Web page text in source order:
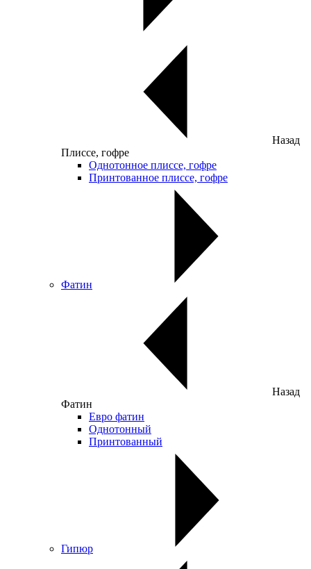
Назад
Плиссе, гофре
Однотонное плиссе, гофре
Принтованное плиссе, гофре
Фатин
Назад
Фатин
Евро фатин
Однотонный
Принтованный
Гипюр